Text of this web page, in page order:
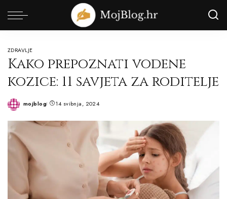
ZDRAVLJE
Kako prepoznati vodene
kozice: 11 savjeta za roditelje
Posted
mojblog 14 svibnja, 2024